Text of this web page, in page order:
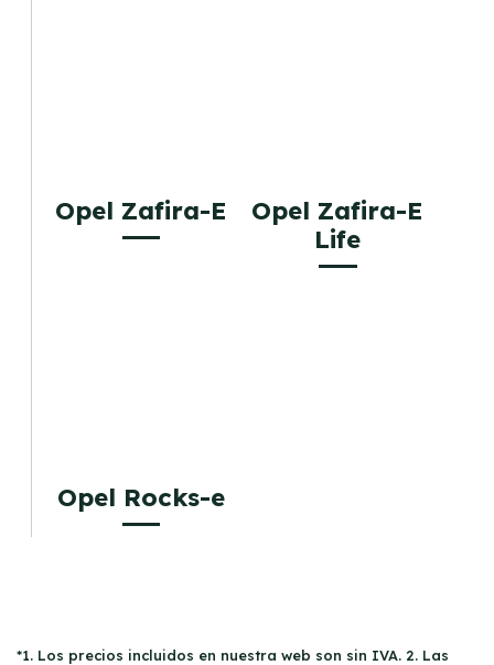
Opel Zafira-E
Opel Zafira-E
Life
Opel Rocks-e
*1. Los precios incluidos en nuestra web son sin IVA. 2. Las